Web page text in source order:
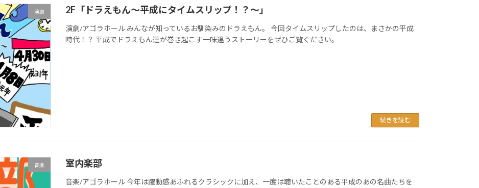
演劇 2F「ドラえもん〜平成にタイムスリップ！？〜」
演劇/アゴラホール みんなが知っているお馴染みのドラえもん。 今回タイムスリップしたのは、まさかの平成
時代！？ 平成でドラえもん達が巻き起こす一味違うストーリーをぜひご覧ください。
続きを読む
音楽 室内楽部
音楽/アゴラホール 今年は躍動感あふれるクラシックに加え、一度は聴いたことのある平成のあの名曲たちを